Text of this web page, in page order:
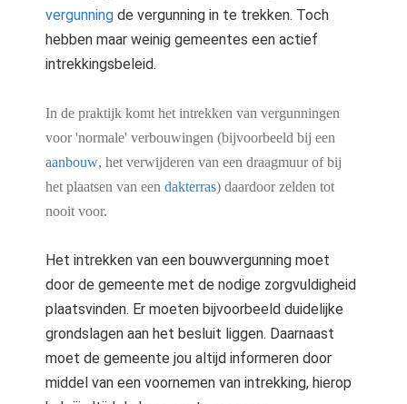
vergunning de vergunning in te trekken. Toch
hebben maar weinig gemeentes een actief
intrekkingsbeleid.
In de praktijk komt het intrekken van vergunningen
voor 'normale' verbouwingen (bijvoorbeeld bij een
aanbouw, het verwijderen van een draagmuur of bij
het plaatsen van een dakterras) daardoor zelden tot
nooit voor.
Het intrekken van een bouwvergunning moet
door de gemeente met de nodige zorgvuldigheid
plaatsvinden. Er moeten bijvoorbeeld duidelijke
grondslagen aan het besluit liggen. Daarnaast
moet de gemeente jou altijd informeren door
middel van een voornemen van intrekking, hierop